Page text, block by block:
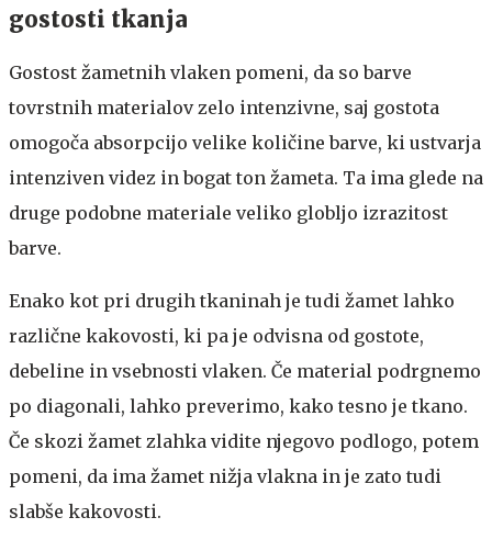
gostosti tkanja
Gostost žametnih vlaken pomeni, da so barve
tovrstnih materialov zelo intenzivne, saj gostota
omogoča absorpcijo velike količine barve, ki ustvarja
intenziven videz in bogat ton žameta. Ta ima glede na
druge podobne materiale veliko globljo izrazitost
barve.
Enako kot pri drugih tkaninah je tudi žamet lahko
različne kakovosti, ki pa je odvisna od gostote,
debeline in vsebnosti vlaken. Če material podrgnemo
po diagonali, lahko preverimo, kako tesno je tkano.
Če skozi žamet zlahka vidite njegovo podlogo, potem
pomeni, da ima žamet nižja vlakna in je zato tudi
slabše kakovosti.